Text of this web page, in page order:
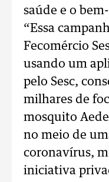
saúde e o
“Essa
Fecomércio
usando um
pelo Sesc,
milhares de
mosquito
no meio de
coronavírus,
iniciativa